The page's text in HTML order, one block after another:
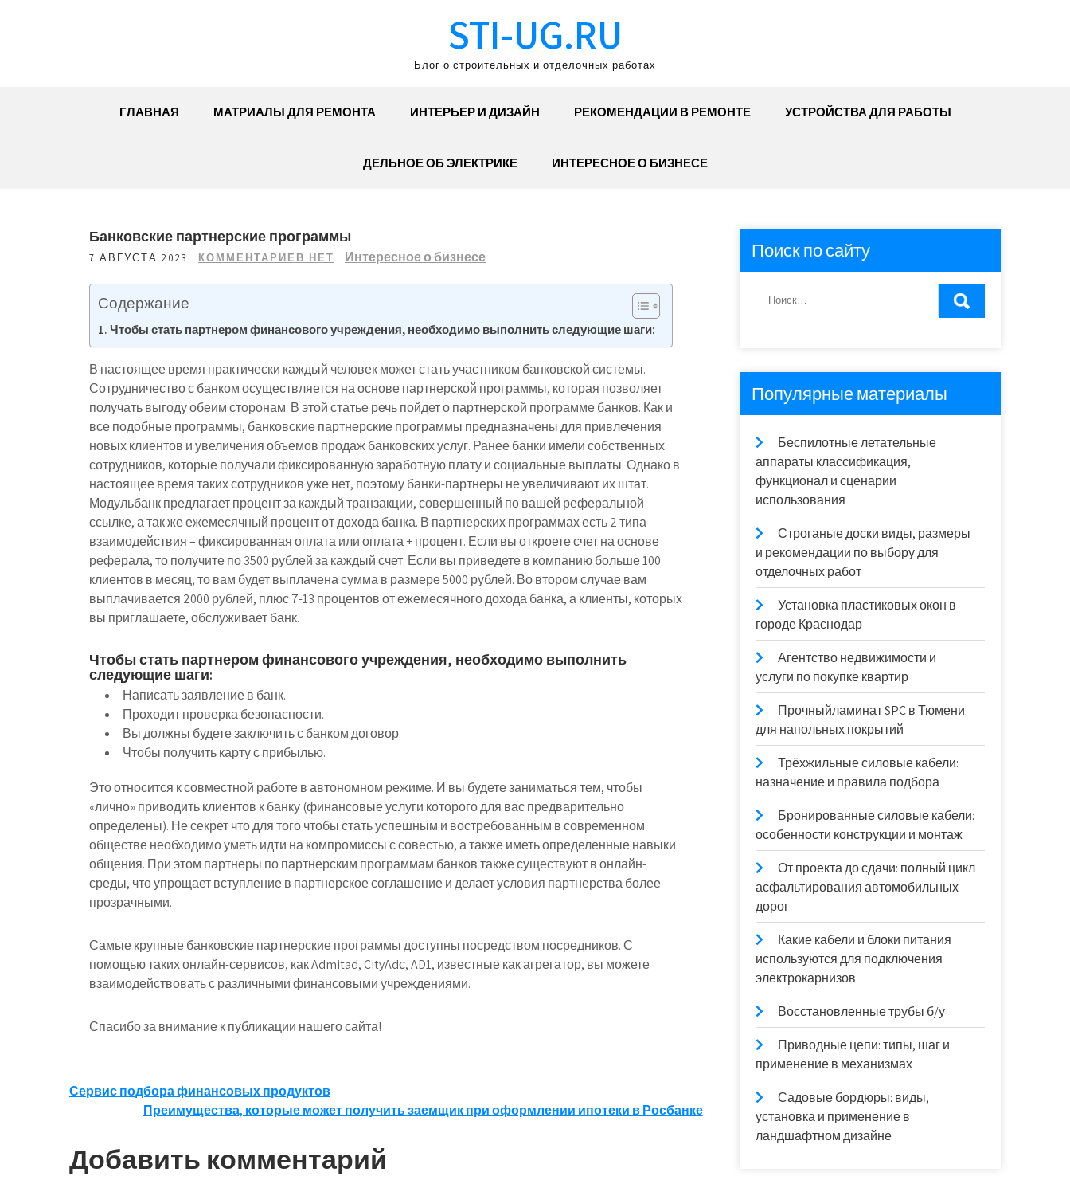
STI-UG.RU
Блог о строительных и отделочных работах
ГЛАВНАЯ МАТРИАЛЫ ДЛЯ РЕМОНТА ИНТЕРЬЕР И ДИЗАЙН РЕКОМЕНДАЦИИ В РЕМОНТЕ УСТРОЙСТВА ДЛЯ РАБОТЫ
ДЕЛЬНОЕ ОБ ЭЛЕКТРИКЕ ИНТЕРЕСНОЕ О БИЗНЕСЕ
Банковские партнерские программы
7 АВГУСТА 2023 КОММЕНТАРИЕВ НЕТ Интересное о бизнесе
Содержание
Чтобы стать партнером финансового учреждения, необходимо выполнить следующие шаги:
В настоящее время практически каждый человек может стать участником банковской системы.
Сотрудничество с банком осуществляется на основе партнерской программы, которая позволяет
получать выгоду обеим сторонам. В этой статье речь пойдет о партнерской программе банков. Как и
все подобные программы, банковские партнерские программы предназначены для привлечения
новых клиентов и увеличения объемов продаж банковских услуг. Ранее банки имели собственных
сотрудников, которые получали фиксированную заработную плату и социальные выплаты. Однако в
настоящее время таких сотрудников уже нет, поэтому банки-партнеры не увеличивают их штат.
Модульбанк предлагает процент за каждый транзакции, совершенный по вашей реферальной
ссылке, а так же ежемесячный процент от дохода банка. В партнерских программах есть 2 типа
взаимодействия – фиксированная оплата или оплата + процент. Если вы откроете счет на основе
реферала, то получите по 3500 рублей за каждый счет. Если вы приведете в компанию больше 100
клиентов в месяц, то вам будет выплачена сумма в размере 5000 рублей. Во втором случае вам
выплачивается 2000 рублей, плюс 7-13 процентов от ежемесячного дохода банка, а клиенты, которых
вы приглашаете, обслуживает банк.
Чтобы стать партнером финансового учреждения, необходимо выполнить
следующие шаги:
Написать заявление в банк.
Проходит проверка безопасности.
Вы должны будете заключить с банком договор.
Чтобы получить карту с прибылью.
Это относится к совместной работе в автономном режиме. И вы будете заниматься тем, чтобы
«лично» приводить клиентов к банку (финансовые услуги которого для вас предварительно
определены). Не секрет что для того чтобы стать успешным и востребованным в современном
обществе необходимо уметь идти на компромиссы с совестью, а также иметь определенные навыки
общения. При этом партнеры по партнерским программам банков также существуют в онлайн-
среды, что упрощает вступление в партнерское соглашение и делает условия партнерства более
прозрачными.
Самые крупные банковские партнерские программы доступны посредством посредников. С
помощью таких онлайн-сервисов, как Admitad, CityAdс, AD1, известные как агрегатор, вы можете
взаимодействовать с различными финансовыми учреждениями.
Спасибо за внимание к публикации нашего сайта!
Навигация
записям
Сервис подбора финансовых продуктов
Преимущества, которые может получить заемщик при оформлении ипотеки в Росбанке
Добавить комментарий
Поиск по сайту
Популярные материалы
Беспилотные летательные
аппараты классификация,
функционал и сценарии
использования
Строганые доски виды, размеры
и рекомендации по выбору для
отделочных работ
Установка пластиковых окон в
городе Краснодар
Агентство недвижимости и
услуги по покупке квартир
Прочныйламинат SPC в Тюмени
для напольных покрытий
Трёхжильные силовые кабели:
назначение и правила подбора
Бронированные силовые кабели:
особенности конструкции и монтаж
От проекта до сдачи: полный цикл
асфальтирования автомобильных
дорог
Какие кабели и блоки питания
используются для подключения
электрокарнизов
Восстановленные трубы б/у
Приводные цепи: типы, шаг и
применение в механизмах
Садовые бордюры: виды,
установка и применение в
ландшафтном дизайне